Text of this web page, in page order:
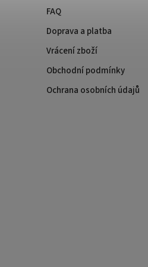
FAQ
Doprava a platba
Vrácení zboží
Obchodní podmínky
Ochrana osobních údajů